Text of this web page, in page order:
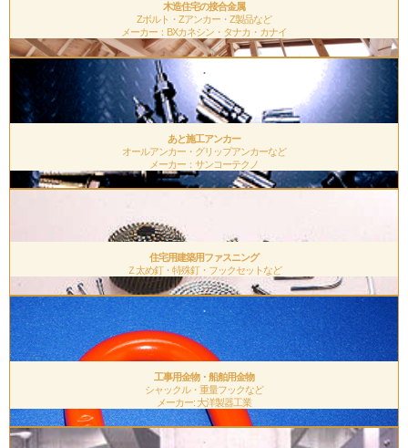
木造住宅の接合金属
Zボルト・Zアンカー・Z製品など
メーカー：BXカネシン・タナカ・カナイ
.
あと施工アンカー
オールアンカー・グリップアンカーなど
メーカー：サンコーテクノ
住宅用建築用ファスニング
Ｚ太め釘・特殊釘・フックセットなど
.
工事用金物・船舶用金物
シャックル・重量フックなど
メーカー: 大洋製器工業
.